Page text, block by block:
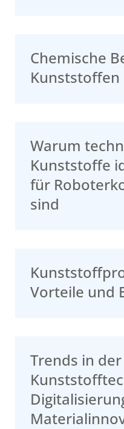
Chemische
Kunststoffen
Warum
Kunststoffe
für
sind
Vorteile und
Trends in der